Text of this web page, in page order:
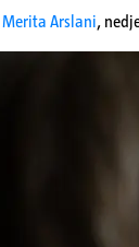
Merita Arslani,